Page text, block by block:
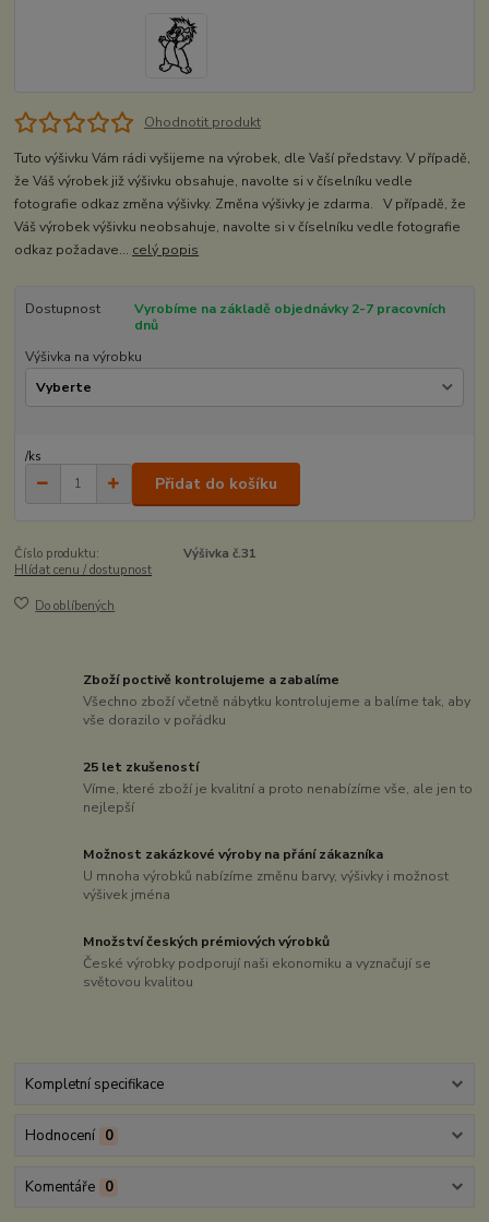
Ohodnotit produkt
Tuto výšivku Vám rádi vyšijeme na výrobek, dle Vaší představy. V případě,
že Váš výrobek již výšivku obsahuje, navolte si v číselníku vedle
fotografie odkaz změna výšivky. Změna výšivky je zdarma. V případě, že
Váš výrobek výšivku neobsahuje, navolte si v číselníku vedle fotografie
odkaz požadave... celý popis
Dostupnost
Vyrobíme na základě objednávky 2-7 pracovních
dnů
Výšivka na výrobku
/ks
Přidat do košíku
Číslo produktu:
Výšivka č.31
Hlídat cenu / dostupnost
Do oblíbených
Zboží poctivě kontrolujeme a zabalíme
Všechno zboží včetně nábytku kontrolujeme a balíme tak, aby
vše dorazilo v pořádku
25 let zkušeností
Víme, které zboží je kvalitní a proto nenabízíme vše, ale jen to
nejlepší
Možnost zakázkové výroby na přání zákazníka
U mnoha výrobků nabízíme změnu barvy, výšivky i možnost
výšivek jména
Množství českých prémiových výrobků
České výrobky podporují naši ekonomiku a vyznačují se
světovou kvalitou
Kompletní specifikace
Hodnocení 0
Komentáře 0